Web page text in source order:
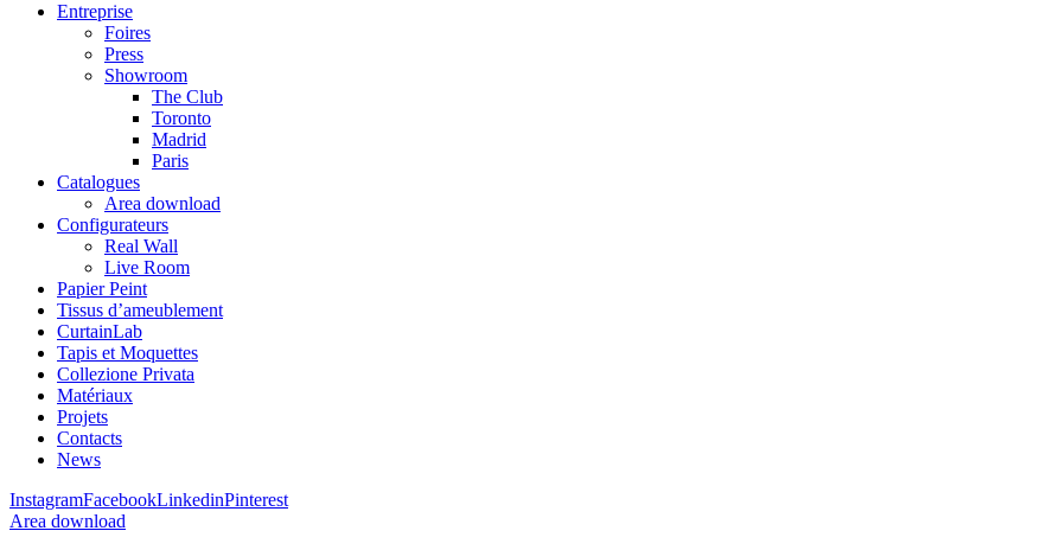
Entreprise
Foires
Press
Showroom
The Club
Toronto
Madrid
Paris
Catalogues
Area download
Configurateurs
Real Wall
Live Room
Papier Peint
Tissus d’ameublement
CurtainLab
Tapis et Moquettes
Collezione Privata
Matériaux
Projets
Contacts
News
InstagramFacebookLinkedinPinterest
Area download